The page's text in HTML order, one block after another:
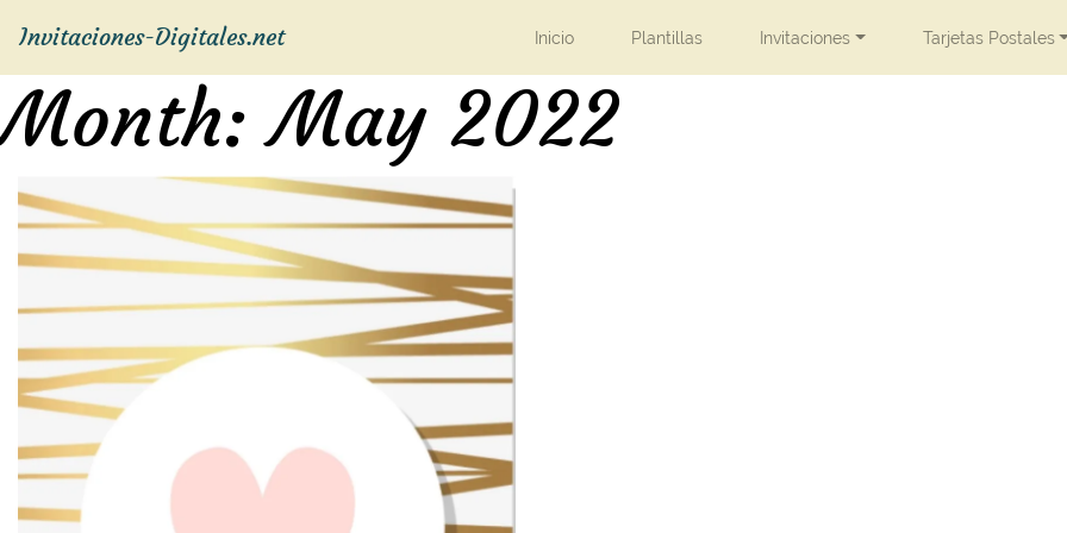
Invitaciones-Digitales.net Inicio Plantillas Invitaciones Tarjetas Postales
Month:May 2022